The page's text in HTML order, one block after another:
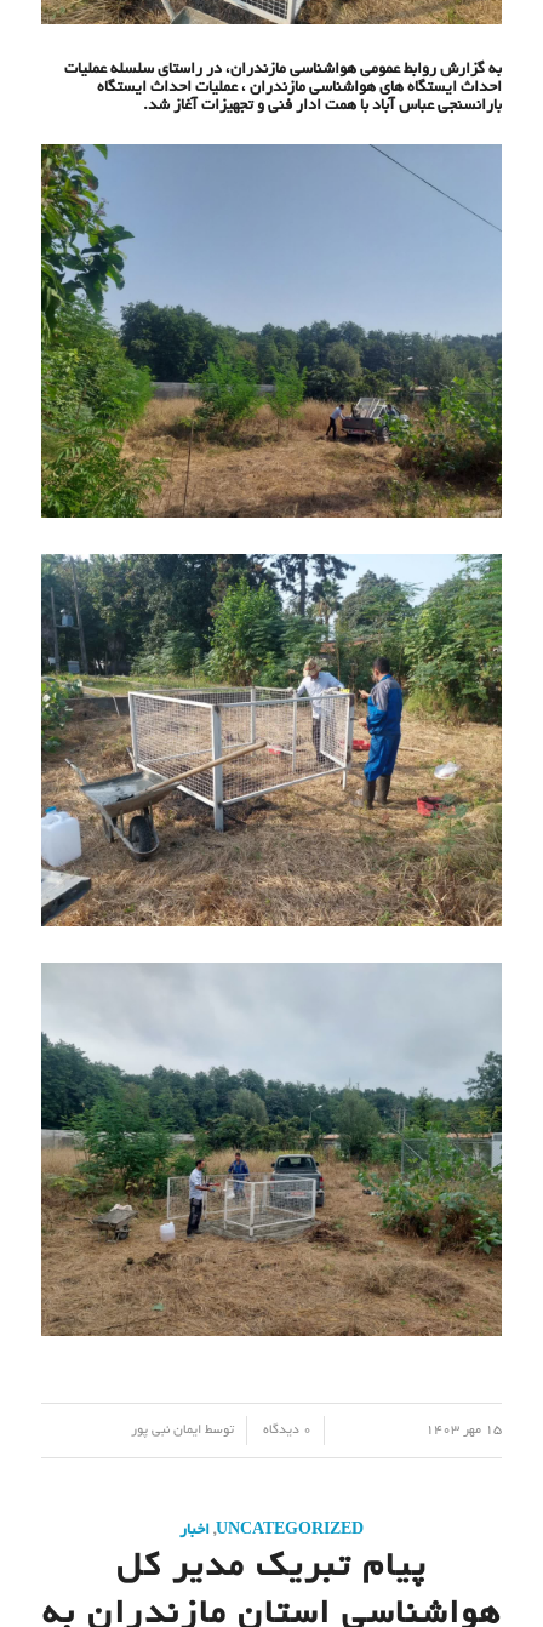
15 مهر 1403 / 0 دیدگاه / توسطایمان نبی پور
UNCATEGORIZED
,اخبار
پیام تبریک مدیر کل
هوشنگ بهزادی مدیر کل هواشناسی استان آغاز سال تحصیلی
۱۴۰۳-۱۴۰۲ و بازگشایی مدارس را به فرهنگیان و دانش آموزان
تبریک و تهنیت گفت.
به گزارش روابط عمومی هواشناسی مازندران ، متن پیام مدیر کل
هواشناسی مازندران به شرح ذیل می باشد:
به
نام